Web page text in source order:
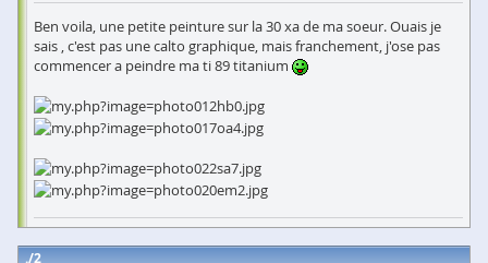
Ben voila, une petite peinture sur la 30 xa de ma soeur. Ouais je
sais , c'est pas une calto graphique, mais franchement, j'ose pas
commencer a peindre ma ti 89 titanium
2